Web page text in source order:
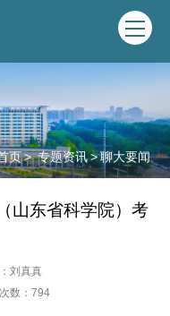
页 > 专题资讯>聊大要闻
山东省科学院）考
刘真真
数：794